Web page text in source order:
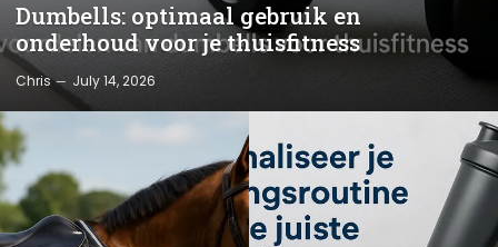
Dumbells: optimaal gebruik en
onderhoud voor je thuisfitness
Chris July 14, 2026